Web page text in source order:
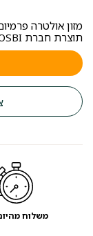
מזון אולטרה
תוצרת חברת GOSBI ספרד
משלוח